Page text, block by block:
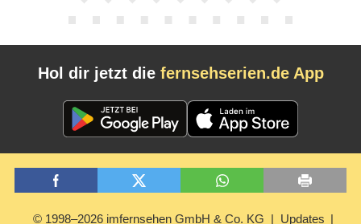
Hol dir jetzt die fernsehserien.de App
© 1998–2026 imfernsehen GmbH & Co. KG Updates